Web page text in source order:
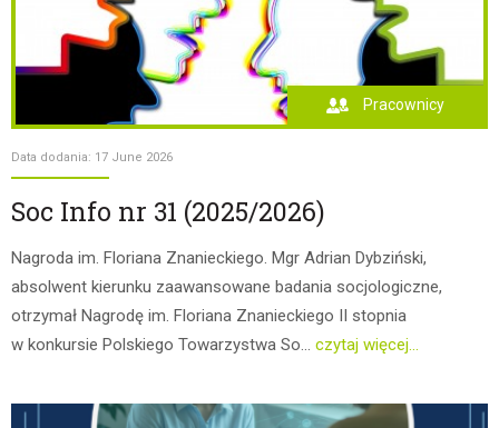
Pracownicy
Data dodania: 17 June 2026
Soc Info nr 31 (2025/2026)
Nagroda im. Floriana Znanieckiego. Mgr Adrian Dybziński,
absolwent kierunku zaawansowane badania socjologiczne,
otrzymał Nagrodę im. Floriana Znanieckiego II stopnia
w konkursie Polskiego Towarzystwa So... czytaj więcej...